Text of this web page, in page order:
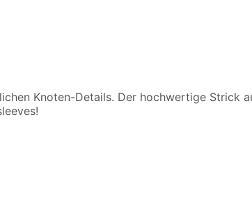
Knoten-Details. Der hochwertige Strick